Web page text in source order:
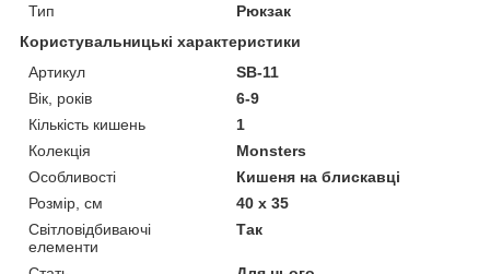
Тип
Рюкзак
Користувальницькі характеристики
Артикул
SB-11
Вік, років
6-9
Кількість кишень
1
Колекція
Monsters
Особливості
Кишеня на блискавці
Розмір, см
40 х 35
Світловідбиваючі
елементи
Так